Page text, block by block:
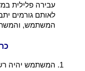
עבירה פלילית
לאותם גורמים
המשתמש,
המשתמש יהיה